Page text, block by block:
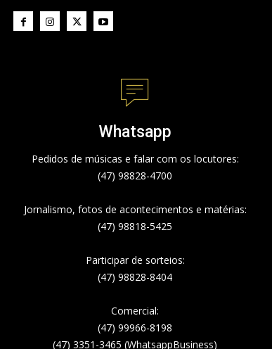
Whatsapp
Pedidos de músicas e falar com os locutores:
(47) 98828-4700
Jornalismo, fotos de acontecimentos e matérias:
(47) 98818-5425
Participar de sorteios:
(47) 98828-8404
Comercial:
(47) 99966-8198
(47) 3351-3465 (WhatsappBusiness)